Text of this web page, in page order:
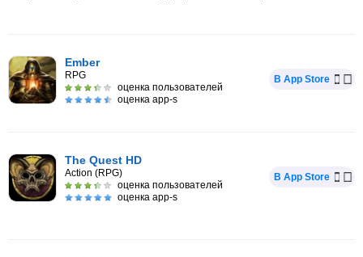
Ember
RPG
оценка пользователей
оценка app-s
В App Store
The Quest HD
Action (RPG)
оценка пользователей
оценка app-s
В App Store